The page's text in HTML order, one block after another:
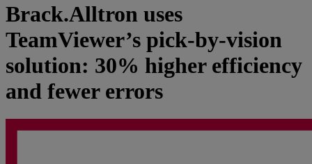
Brack.Alltron uses
TeamViewer’s pick-by-vision
solution: 30% higher efficiency
and fewer errors